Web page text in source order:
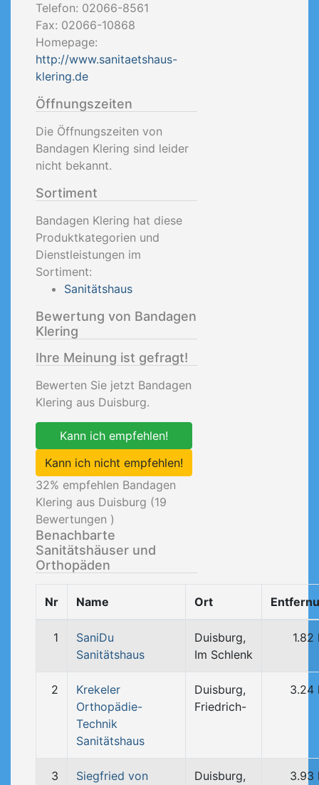
Telefon: 02066-8561
Fax: 02066-10868
Homepage:
http://www.sanitaetshaus-
klering.de
Öffnungszeiten
Die Öffnungszeiten von
Bandagen Klering sind leider
nicht bekannt.
Sortiment
Bandagen Klering hat diese
Produktkategorien und
Dienstleistungen im
Sortiment:
Sanitätshaus
Bewertung von Bandagen
Klering
Ihre Meinung ist gefragt!
Bewerten Sie jetzt Bandagen
Klering aus Duisburg.
Kann ich empfehlen!
Kann ich nicht empfehlen!
32% empfehlen Bandagen
Klering aus Duisburg (19
Bewertungen )
Benachbarte
Sanitätshäuser und
Orthopäden
Nr Name Ort
1
SaniDu
Sanitätshaus
Duisburg,
Im Schlenk
1.82
2
Krekeler
Orthopädie-
Technik
Sanitätshaus
Duisburg,
Friedrich-
3.24
3
Siegfried von
Duisburg,
3.93